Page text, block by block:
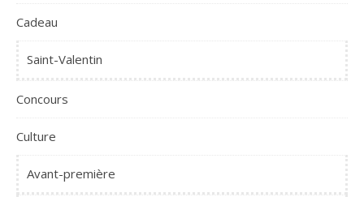
Cadeau
Saint-Valentin
Concours
Culture
Avant-première